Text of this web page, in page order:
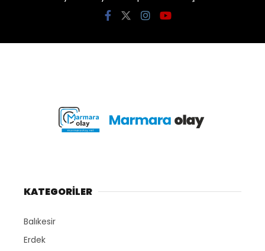
KATEGORİLER
Balıkesir
Erdek